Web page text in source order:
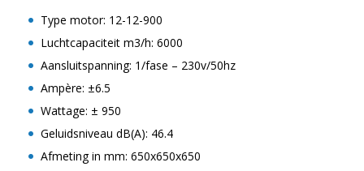
Type motor: 12-12-900
Luchtcapaciteit m3/h: 6000
Aansluitspanning: 1/fase – 230v/50hz
Ampère: ±6.5
Wattage: ± 950
Geluidsniveau dB(A): 46.4
Afmeting in mm: 650x650x650